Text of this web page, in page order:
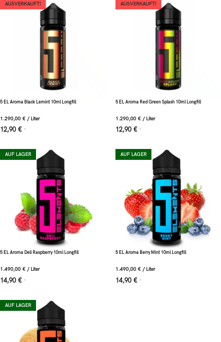
AUSVERKAUFT!
5 EL Aroma Black Lemint 10ml Longfill
1.290,00 € / Liter
12,90 € *
AUSVERKAUFT!
5 EL Aroma Red Green Splash 10ml Longfill
1.290,00 € / Liter
12,90 € *
AUF LAGER
5 EL Aroma Deli Raspberry 10ml Longfill
1.490,00 € / Liter
14,90 € *
AUF LAGER
5 EL Aroma Berry Mint 10ml Longfill
1.490,00 € / Liter
14,90 € *
AUF LAGER